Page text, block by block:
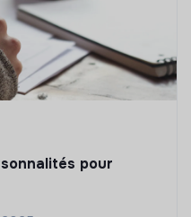
pour